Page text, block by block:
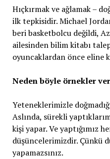
Hıçkırmak ve ağlamak –
ilk tepkisidir. Michael
beri basketbolcu değildi,
ailesinden bilim kitabı
oyuncaklardan önce eline
Neden böyle örnekler
Yeteneklerimizle
Aslında, sürekli
kişi yapar. Ve yaptığımız
düşüncelerimizdir. Çünkü
yapamazsınız.